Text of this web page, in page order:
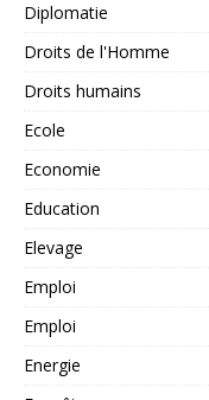
Diplomatie
Droits de l'Homme
Droits humains
Ecole
Economie
Education
Elevage
Emploi
Emploi
Energie